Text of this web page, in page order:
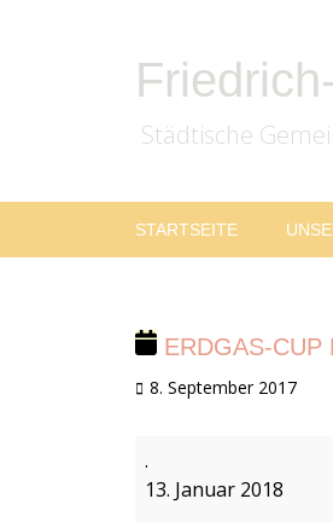
Städtische
Primäres
Menü
Inhalt
STARTSEITE
ERDGAS-CUP
Veröffentlicht
8. September 2017
Cup
Fußballturnier
.
13. Januar 2018